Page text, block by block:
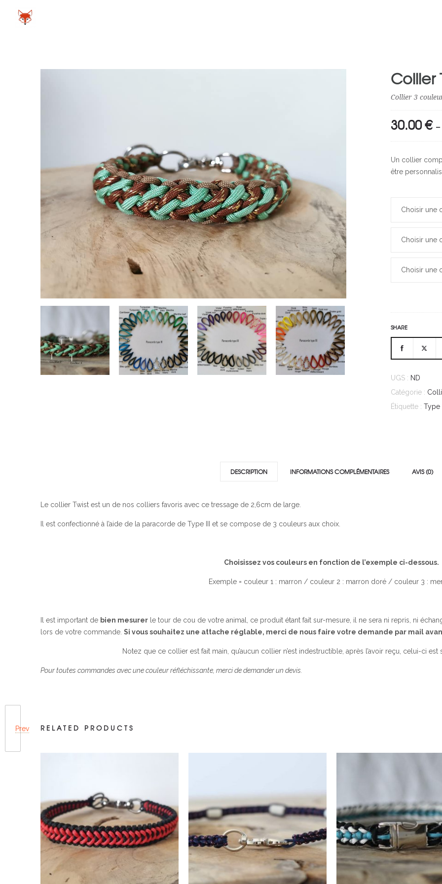
Prev
Collier
Collier 3
30.00€ –
Un collier
être
Choisir une
Choisir une
Choisir une
SHARE
UGS : ND
Catégorie :
Étiquette : Type
DESCRIPTION INFORMATIONS COMPLÉMENTAIRES AVIS (0)
Le collier Twist est un de nos colliers favoris avec ce tressage de 2,6cm de large.
Il est confectionné à l’aide de la paracorde de Type III et se compose de 3 couleurs aux choix.
Choisissez vos couleurs en fonction de l’exemple ci-dessous.
Exemple = couleur 1 : marron / couleur 2 : marron doré / couleur 3 :
Il est important de bien mesurer le tour de cou de votre animal, ce produit étant fait sur-mesure, il ne sera ni repris, ni
lors de votre commande. Si vous souhaitez une attache réglable, merci de nous faire votre demande par mail
Notez que ce collier est fait main, qu’aucun collier n’est indestructible, après l’avoir reçu, celui-ci
Pour toutes commandes avec une couleur réfléchissante, merci de demander un devis.
RELATED PRODUCTS